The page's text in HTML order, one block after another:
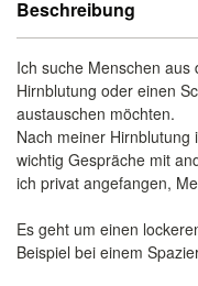
Beschreibung
Ich suche Menschen
Hirnblutung oder einen
austauschen möchten.
Nach meiner
wichtig Gespräche mit
ich privat angefangen,
Es geht um einen
Beispiel bei einem